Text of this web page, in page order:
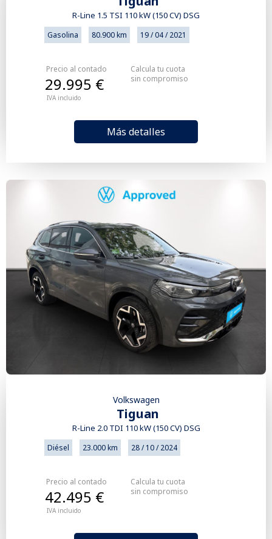
R-Line 1.5 TSI 110 kW (150 CV) DSG
Gasolina 80.900 km 19 / 04 / 2021
Precio al contado
IVA incluido
29.995 €
Más detalles
Calcula tu cuota
sin compromiso
Volkswagen
Tiguan
R-Line 2.0 TDI 110 kW (150 CV) DSG
Diésel 23.000 km 28 / 10 / 2024
Precio al contado
IVA incluido
42.495 €
Calcula tu cuota
sin compromiso